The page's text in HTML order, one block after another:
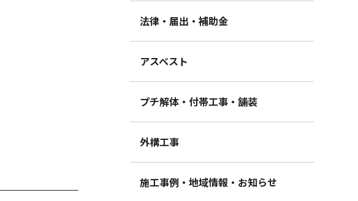
法律・届出・補助金
アスベスト
プチ解体・付帯工事・舗装
外構工事
施工事例・地域情報・お知らせ